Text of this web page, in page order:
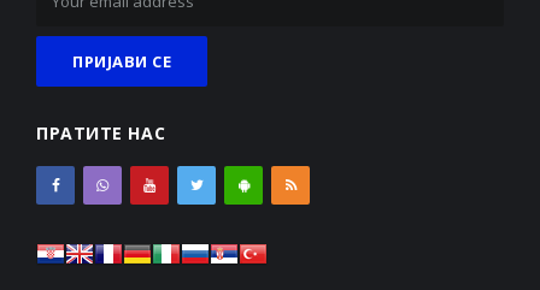
ПРАТИТЕ НАС